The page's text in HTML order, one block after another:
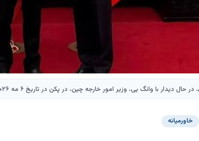
با وانگ یی، وزیر امور خارجه چین، در پکن در تاریخ ۶ مه ۲۰۲۶. — تلگرام
خاورمیانه